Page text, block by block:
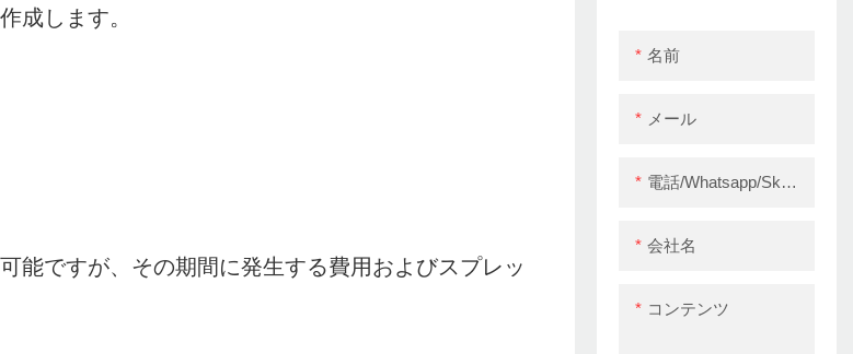
名前
メール
電話/whatsapp/skype
会社名
コンテンツ
成します。
能ですが、その期間に発生する費用およびスプレッ